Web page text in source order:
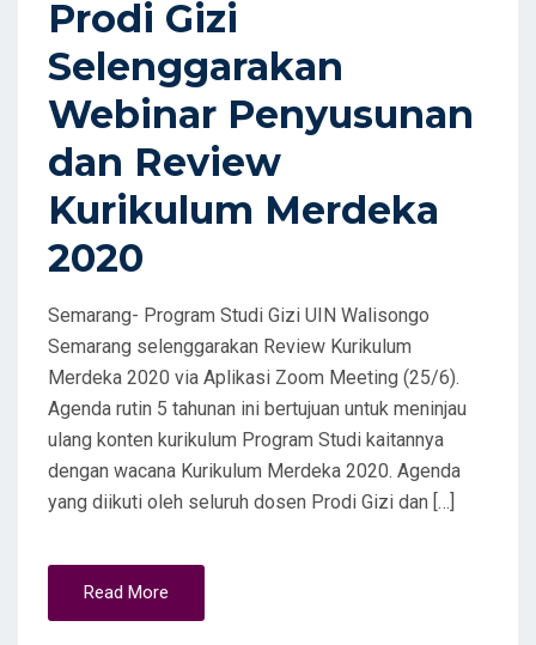
O
N
Prodi Gizi
Selenggarakan
Webinar Penyusunan
dan Review
Kurikulum Merdeka
2020
Semarang- Program Studi Gizi UIN Walisongo
Semarang selenggarakan Review Kurikulum
Merdeka 2020 via Aplikasi Zoom Meeting (25/6).
Agenda rutin 5 tahunan ini bertujuan untuk meninjau
ulang konten kurikulum Program Studi kaitannya
dengan wacana Kurikulum Merdeka 2020. Agenda
yang diikuti oleh seluruh dosen Prodi Gizi dan […]
Read More